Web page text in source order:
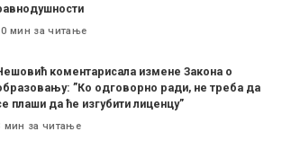
мин за читање
коментарисала измене Закона о
”Ко одговорно ради, не треба да
плаши да ће изгубити лиценцу”
мин за читање